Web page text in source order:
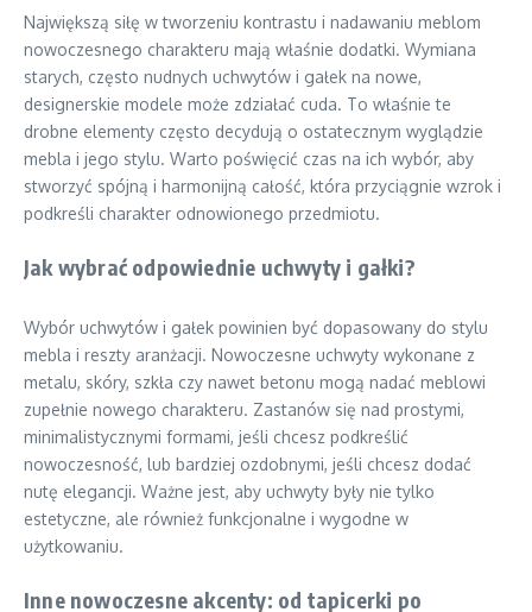
Największą siłę w tworzeniu kontrastu i nadawaniu meblom
nowoczesnego charakteru mają właśnie dodatki. Wymiana
starych, często nudnych uchwytów i gałek na nowe,
designerskie modele może zdziałać cuda. To właśnie te
drobne elementy często decydują o ostatecznym wyglądzie
mebla i jego stylu. Warto poświęcić czas na ich wybór, aby
stworzyć spójną i harmonijną całość, która przyciągnie wzrok i
podkreśli charakter odnowionego przedmiotu.
Jak wybrać odpowiednie uchwyty i gałki?
Wybór uchwytów i gałek powinien być dopasowany do stylu
mebla i reszty aranżacji. Nowoczesne uchwyty wykonane z
metalu, skóry, szkła czy nawet betonu mogą nadać meblowi
zupełnie nowego charakteru. Zastanów się nad prostymi,
minimalistycznymi formami, jeśli chcesz podkreślić
nowoczesność, lub bardziej ozdobnymi, jeśli chcesz dodać
nutę elegancji. Ważne jest, aby uchwyty były nie tylko
estetyczne, ale również funkcjonalne i wygodne w
użytkowaniu.
Inne nowoczesne akcenty: od tapicerki po